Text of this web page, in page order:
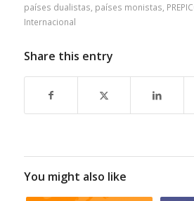
países dualistas países monistas
Internacional
Share this entry
You might also like